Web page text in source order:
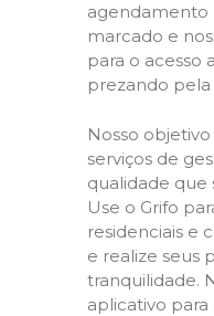
agendamento
marcado e
para o acesso
prezando pela
Nosso
serviços de
qualidade que
Use o Grifo
residenciais e
e realize seus
tranquilidade.
aplicativo